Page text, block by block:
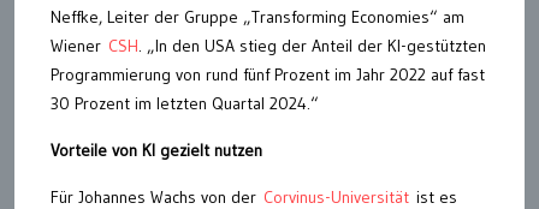
Neffke, Leiter der Gruppe „Transforming Economies“ am
Wiener CSH. „In den USA stieg der Anteil der KI-gestützten
Programmierung von rund fünf Prozent im Jahr 2022 auf fast
30 Prozent im letzten Quartal 2024.“
Vorteile von KI gezielt nutzen
Für Johannes Wachs von der Corvinus-Universität ist es